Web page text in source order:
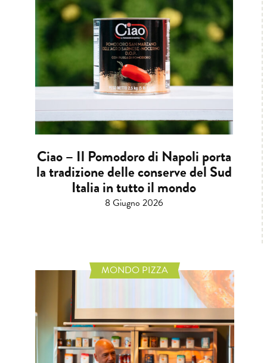
Ciao – Il Pomodoro di Napoli porta
la tradizione delle conserve del Sud
Italia in tutto il mondo
8 Giugno 2026
MONDO PIZZA